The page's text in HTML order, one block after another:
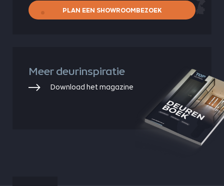
Meer deurinspiratie
Download het magazine
PLAN EEN SHOWROOMBEZOEK